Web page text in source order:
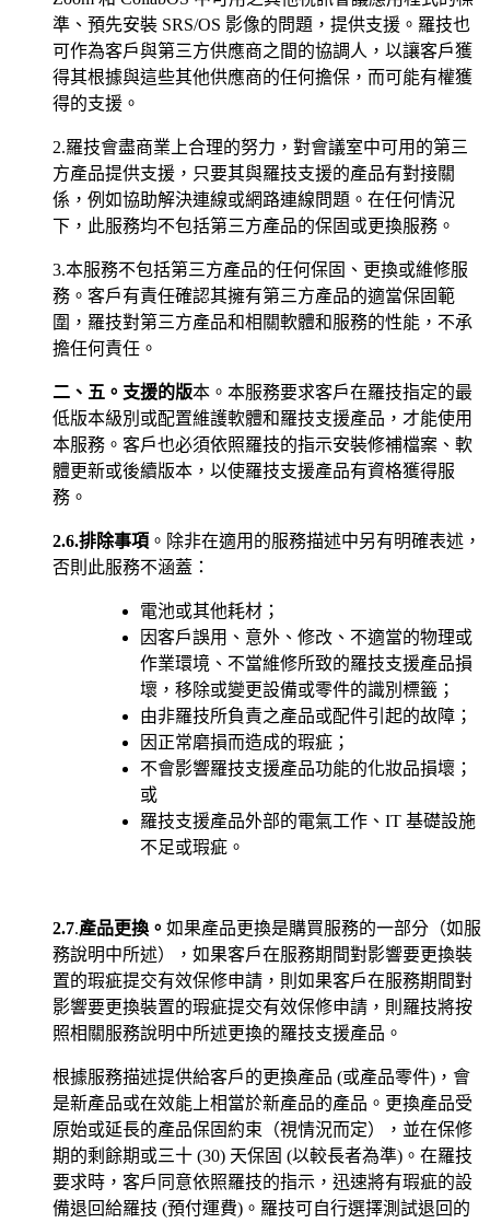
準、預先安裝 SRS/OS 影像的問題，提供支援。羅技也
可作為客戶與第三方供應商之間的協調人，以讓客戶獲
得其根據與這些其他供應商的任何擔保，而可能有權獲
得的支援。
2.羅技會盡商業上合理的努力，對會議室中可用的第三
方產品提供支援，只要其與羅技支援的產品有對接關
係，例如協助解決連線或網路連線問題。在任何情況
下，此服務均不包括第三方產品的保固或更換服務。
3.本服務不包括第三方產品的任何保固、更換或維修服
務。客戶有責任確認其擁有第三方產品的適當保固範
圍，羅技對第三方產品和相關軟體和服務的性能，不承
擔任何責任。
二、五。支援的版本。本服務要求客戶在羅技指定的最
低版本級別或配置維護軟體和羅技支援產品，才能使用
本服務。客戶也必須依照羅技的指示安裝修補檔案、軟
體更新或後續版本，以使羅技支援產品有資格獲得服
務。
2.6.排除事項 。除非在適用的服務描述中另有明確表述，
否則此服務不涵蓋：
電池或其他耗材；
因客戶誤用、意外、修改、不適當的物理或
作業環境、不當維修所致的羅技支援產品損
壞，移除或變更設備或零件的識別標籤；
由非羅技所負責之產品或配件引起的故障；
因正常磨損而造成的瑕疵；
不會影響羅技支援產品功能的化妝品損壞；
或
羅技支援產品外部的電氣工作、IT 基礎設施
不足或瑕疵。
2.7.產品更換。 如果產品更換是購買服務的一部分（如服
務說明中所述），如果客戶在服務期間對影響要更換裝
置的瑕疵提交有效保修申請，則如果客戶在服務期間對
影響要更換裝置的瑕疵提交有效保修申請，則羅技將按
照相關服務說明中所述更換的羅技支援產品。
根據服務描述提供給客戶的更換產品 (或產品零件)，會
是新產品或在效能上相當於新產品的產品。更換產品受
原始或延長的產品保固約束（視情況而定），並在保修
期的剩餘期或三十 (30) 天保固 (以較長者為準)。在羅技
要求時，客戶同意依照羅技的指示，迅速將有瑕疵的設
備退回給羅技 (預付運費)。羅技可自行選擇測試退回的